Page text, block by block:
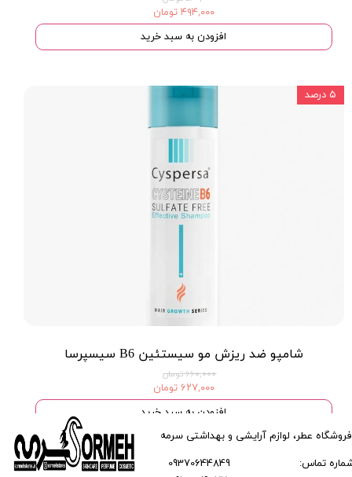
۴۹۴,۰۰۰ تومان
افزودن به سبد خرید
شامپو ضد ریزش مو سیستئین B6 سیسپرسا
۶۶۰,۰۰۰ تومان
۶۲۷,۰۰۰ تومان
افزودن به سبد خرید
۵ درصد
فروشگاه عطر، لوازم آرایشی و بهداشتی سرمه
تماس: 09370644849